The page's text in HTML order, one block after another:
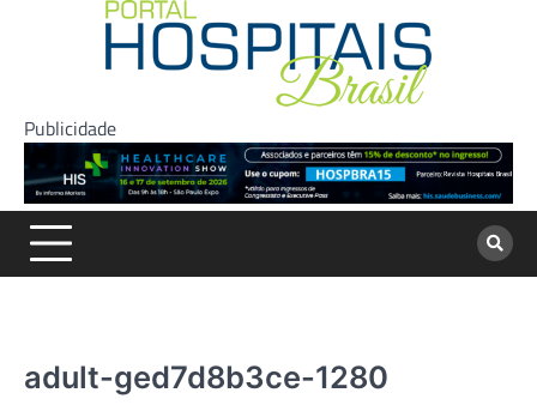
Publicidade
adult-ged7d8b3ce-1280